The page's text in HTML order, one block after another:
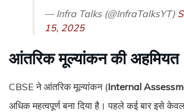
— Infra Talks (@InfraTalksYT)
15, 2025
आंतरिक मूल्यांकन की अहमियत
CBSE ने आंतरिक मूल्यांकन (Internal
अधिक महत्वपूर्ण बना दिया है। पहले कई बार इसे